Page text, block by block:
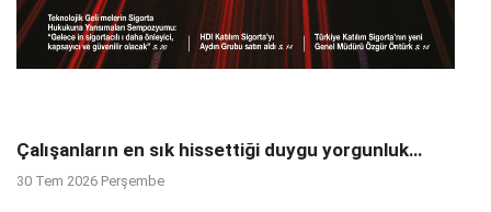
Çalışanların en sık hissettiği duygu yorgunluk…
30 Tem 2026 Perşembe